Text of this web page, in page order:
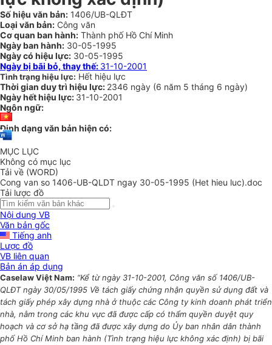
Số hiệu văn bản: 1406/UB-QLĐT
Loại văn bản: Công văn
Cơ quan ban hành: Thành phố Hồ Chí Minh
Ngày ban hành: 30-05-1995
Ngày có hiệu lực: 30-05-1995
Ngày bị bãi bỏ, thay thế: 31-10-2001
Tình trạng hiệu lực: Hết hiệu lực
Thời gian duy trì hiệu lực: 2346 ngày (6 năm 5 tháng 6 ngày)
Ngày hết hiệu lực: 31-10-2001
Ngôn ngữ:
Định dạng văn bản hiện có:
MỤC LỤC
Không có mục lục
Tải về (WORD)
Cong van so 1406-UB-QLDT ngay 30-05-1995 (Het hieu luc).doc
Tải lược đồ
Nội dung VB
Văn bản gốc
Tiếng anh
Lược đồ
VB liên quan
Bản án áp dụng
Caselaw Việt Nam: “Kể từ ngày 31-10-2001, Công văn số 1406/UB-
QLĐT ngày 30/05/1995 Về tách giấy chứng nhận quyền sử dụng đất và
tách giấy phép xây dựng nhà ở thuộc các Công ty kinh doanh phát triển
nhà, nằm trong các khu vực đã được cấp có thẩm quyền duyệt quy
hoạch và cơ sở hạ tầng đã được xây dựng do Ủy ban nhân dân thành
phố Hồ Chí Minh ban hành (Tình trạng hiệu lực không xác định) bị bãi